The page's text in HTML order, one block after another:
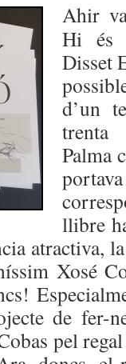
Ahir
Hi és
Disset
d’un
trenta
Palma
llibre
atractiva,
Xosé
de fer-
pel